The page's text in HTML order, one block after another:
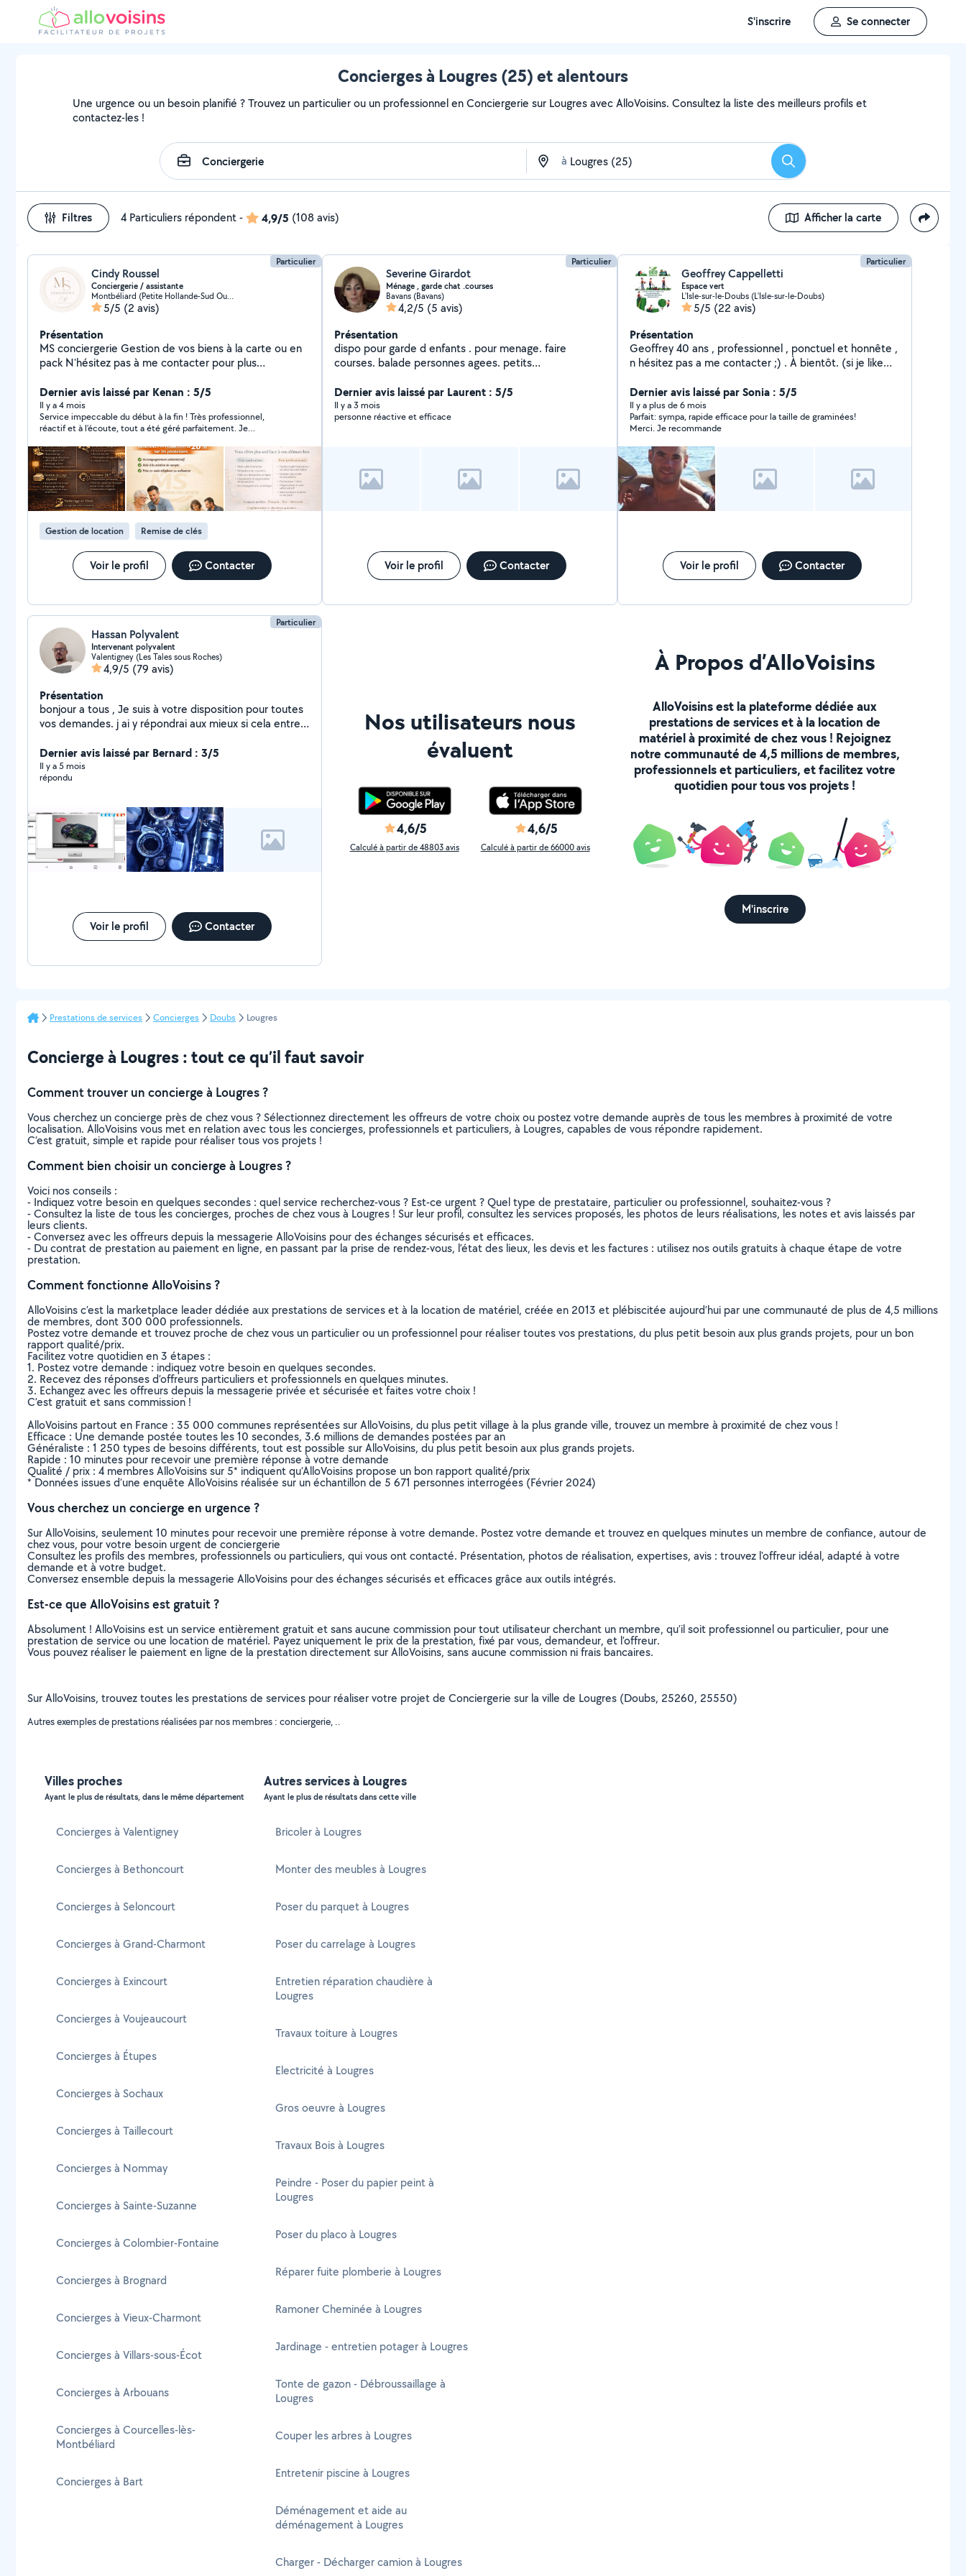
S'inscrire Se connecter
Concierges à Lougres (25) et alentours
Une urgence ou un besoin planifié ? Trouvez un particulier ou un professionnel en Conciergerie sur Lougres avec AlloVoisins. Consultez la liste des meilleurs profils et
contactez-les !
à Rechercher
Filtres 4 Particuliers répondent- 4,9/5 (108 avis) Afficher la carte
Particulier
Cindy Roussel
Conciergerie / assistante
Montbéliard (Petite Hollande-Sud Ouest)
5/5 (2 avis)
Présentation
MS conciergerie Gestion de vos biens à la carte ou en
pack N'hésitez pas à me contacter pour plus
administrative & numérique à domicile Vous êtes
débordé(e) par vos démarches administratives ou
perdu(e) avec internet ? Je vous accompagne
simplement dans toutes vos démarches du quotidien :
Papiers administratifs (CAF, impôts, retraite) Aide
informatique et internet Organisation de vos
documents Service local, humain et à l'écoute Secteur
Montbéliard / Belfort Premier contact gratuit et sans
engagement
Dernier avis laissé par Kenan : 5/5
Il y a 4 mois
Service impeccable du début à la fin ! Très professionnel,
réactif et à l’écoute, tout a été géré parfaitement. Je
confiance les yeux fermés.
Gestion de location Remise de clés
Voir le profil Contacter
Particulier
Severine Girardot
Ménage , garde chat .courses
Bavans (Bavans)
4,2/5 (5 avis)
Présentation
dispo pour garde d enfants . pour menage. faire
courses. balade personnes agees. petits
Dernier avis laissé par Laurent : 5/5
Il y a 3 mois
personne réactive et efficace
Voir le profil Contacter
Particulier
Geoffrey Cappelletti
Espace vert
L'Isle-sur-le-Doubs (L'Isle-sur-le-Doubs)
5/5 (22 avis)
Présentation
Geoffrey 40 ans , professionnel , ponctuel et honnête ,
n hésitez pas a me contacter ;) . À bientôt. (si je like
contacter, maos que je suis disponible , z hero sisse .
Soi cente katr, zherau troie, trant n oeuf, katr vin, troie
Dernier avis laissé par Sonia : 5/5
Il y a plus de 6 mois
Parfait: sympa, rapide efficace pour la taille de graminées!
Merci. Je recommande
Voir le profil Contacter
Particulier
Hassan Polyvalent
Intervenant polyvalent
Valentigney (Les Tales sous Roches)
4,9/5 (79 avis)
Présentation
bonjour a tous , Je suis à votre disposition pour toutes
vos demandes. j ai y répondrai aux mieux si cela entre
Dernier avis laissé par Bernard : 3/5
Il y a 5 mois
répondu
Voir le profil Contacter
Nos utilisateurs nous
évaluent
4,6/5
Calculé à partir de 48803 avis
4,6/5
Calculé à partir de 66000 avis
À Propos d’AlloVoisins
AlloVoisins est la plateforme dédiée aux
prestations de services et à la location de
matériel à proximité de chez vous ! Rejoignez
notre communauté de 4,5 millions de membres,
professionnels et particuliers, et facilitez votre
quotidien pour tous vos projets !
M'inscrire
Prestations de services Concierges Doubs Lougres
Concierge à Lougres : tout ce qu’il faut savoir
Comment trouver un concierge à Lougres ?
Vous cherchez un concierge près de chez vous ? Sélectionnez directement les offreurs de votre choix ou postez votre demande auprès de tous les membres à proximité de votre
localisation. AlloVoisins vous met en relation avec tous les concierges, professionnels et particuliers, à Lougres, capables de vous répondre rapidement.
C’est gratuit, simple et rapide pour réaliser tous vos projets !
Comment bien choisir un concierge à Lougres ?
Voici nos conseils :
- Indiquez votre besoin en quelques secondes : quel service recherchez-vous ? Est-ce urgent ? Quel type de prestataire, particulier ou professionnel, souhaitez-vous ?
- Consultez la liste de tous les concierges, proches de chez vous à Lougres ! Sur leur profil, consultez les services proposés, les photos de leurs réalisations, les notes et avis laissés par
leurs clients.
- Conversez avec les offreurs depuis la messagerie AlloVoisins pour des échanges sécurisés et efficaces.
- Du contrat de prestation au paiement en ligne, en passant par la prise de rendez-vous, l’état des lieux, les devis et les factures : utilisez nos outils gratuits à chaque étape de votre
prestation.
Comment fonctionne AlloVoisins ?
AlloVoisins c’est la marketplace leader dédiée aux prestations de services et à la location de matériel, créée en 2013 et plébiscitée aujourd’hui par une communauté de plus de 4,5 millions
de membres, dont 300 000 professionnels.
Postez votre demande et trouvez proche de chez vous un particulier ou un professionnel pour réaliser toutes vos prestations, du plus petit besoin aux plus grands projets, pour un bon
rapport qualité/prix.
Facilitez votre quotidien en 3 étapes :
1. Postez votre demande : indiquez votre besoin en quelques secondes.
2. Recevez des réponses d’offreurs particuliers et professionnels en quelques minutes.
3. Echangez avec les offreurs depuis la messagerie privée et sécurisée et faites votre choix !
C’est gratuit et sans commission !
AlloVoisins partout en France : 35 000 communes représentées sur AlloVoisins, du plus petit village à la plus grande ville, trouvez un membre à proximité de chez vous !
Efficace : Une demande postée toutes les 10 secondes, 3.6 millions de demandes postées par an
Généraliste : 1 250 types de besoins différents, tout est possible sur AlloVoisins, du plus petit besoin aux plus grands projets.
Rapide : 10 minutes pour recevoir une première réponse à votre demande
Qualité / prix : 4 membres AlloVoisins sur 5* indiquent qu’AlloVoisins propose un bon rapport qualité/prix
* Données issues d’une enquête AlloVoisins réalisée sur un échantillon de 5 671 personnes interrogées (Février 2024)
Vous cherchez un concierge en urgence ?
Sur AlloVoisins, seulement 10 minutes pour recevoir une première réponse à votre demande. Postez votre demande et trouvez en quelques minutes un membre de confiance, autour de
chez vous, pour votre besoin urgent de conciergerie
Consultez les profils des membres, professionnels ou particuliers, qui vous ont contacté. Présentation, photos de réalisation, expertises, avis : trouvez l'offreur idéal, adapté à votre
demande et à votre budget.
Conversez ensemble depuis la messagerie AlloVoisins pour des échanges sécurisés et efficaces grâce aux outils intégrés.
Est-ce que AlloVoisins est gratuit ?
Absolument ! AlloVoisins est un service entièrement gratuit et sans aucune commission pour tout utilisateur cherchant un membre, qu’il soit professionnel ou particulier, pour une
prestation de service ou une location de matériel. Payez uniquement le prix de la prestation, fixé par vous, demandeur, et l’offreur.
Vous pouvez réaliser le paiement en ligne de la prestation directement sur AlloVoisins, sans aucune commission ni frais bancaires.
Sur AlloVoisins, trouvez toutes les prestations de services pour réaliser votre projet de Conciergerie sur la ville de Lougres (Doubs, 25260, 25550)
Autres exemples de prestations réalisées par nos membres : conciergerie, ..
Villes proches
Ayant le plus de résultats, dans le même département
Concierges à Valentigney
Concierges à Bethoncourt
Concierges à Seloncourt
Concierges à Grand-Charmont
Concierges à Exincourt
Concierges à Voujeaucourt
Concierges à Étupes
Concierges à Sochaux
Concierges à Taillecourt
Concierges à Nommay
Concierges à Sainte-Suzanne
Concierges à Colombier-Fontaine
Concierges à Brognard
Concierges à Vieux-Charmont
Concierges à Villars-sous-Écot
Concierges à Arbouans
Concierges à Courcelles-lès-
Montbéliard
Concierges à Bart
Autres services à Lougres
Ayant le plus de résultats dans cette ville
Bricoler à Lougres
Monter des meubles à Lougres
Poser du parquet à Lougres
Poser du carrelage à Lougres
Entretien réparation chaudière à
Lougres
Travaux toiture à Lougres
Electricité à Lougres
Gros oeuvre à Lougres
Travaux Bois à Lougres
Peindre - Poser du papier peint à
Lougres
Poser du placo à Lougres
Réparer fuite plomberie à Lougres
Ramoner Cheminée à Lougres
Jardinage - entretien potager à Lougres
Tonte de gazon - Débroussaillage à
Lougres
Couper les arbres à Lougres
Entretenir piscine à Lougres
Déménagement et aide au
déménagement à Lougres
Charger - Décharger camion à Lougres